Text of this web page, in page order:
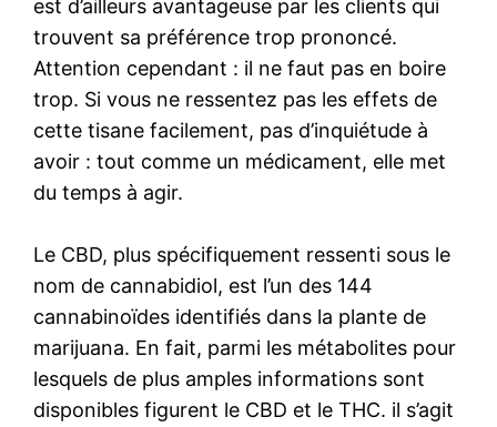
est d’ailleurs avantageuse par les clients qui
trouvent sa préférence trop prononcé.
Attention cependant : il ne faut pas en boire
trop. Si vous ne ressentez pas les effets de
cette tisane facilement, pas d’inquiétude à
avoir : tout comme un médicament, elle met
du temps à agir.
Le CBD, plus spécifiquement ressenti sous le
nom de cannabidiol, est l’un des 144
cannabinoïdes identifiés dans la plante de
marijuana. En fait, parmi les métabolites pour
lesquels de plus amples informations sont
disponibles figurent le CBD et le THC. il s’agit